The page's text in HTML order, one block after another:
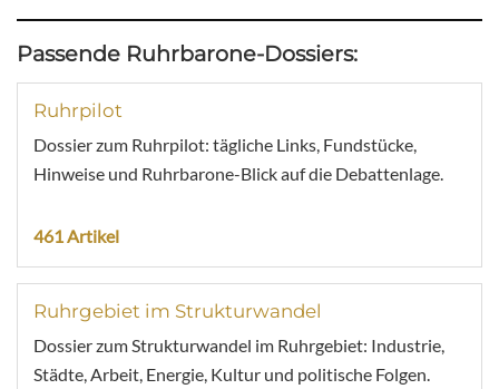
Passende Ruhrbarone-Dossiers:
Ruhrpilot
Dossier zum Ruhrpilot: tägliche Links, Fundstücke,
Hinweise und Ruhrbarone-Blick auf die Debattenlage.
461 Artikel
Ruhrgebiet im Strukturwandel
Dossier zum Strukturwandel im Ruhrgebiet: Industrie,
Städte, Arbeit, Energie, Kultur und politische Folgen.